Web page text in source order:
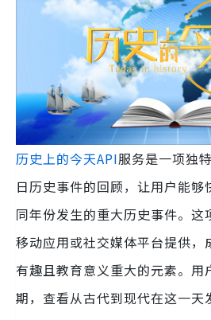
历史上的今天API服务是一项独
日历史事件的回顾，让用户能够
同年份发生的重大历史事件。这
移动应用或社交媒体平台提供，
有趣且教育意义重大的元素。用
期，查看从古代到现代在这一天